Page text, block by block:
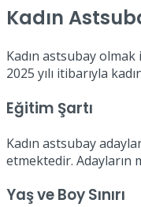
Kadın
Kadın astsubay olmak
2025 yılı itibarıyla
Eğitim Şartı
Kadın astsubay
etmektedir. Adayların
Yaş ve Boy Sınırı